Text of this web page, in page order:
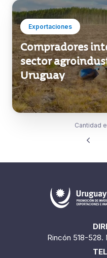
Exportaciones
Compradores
sector
Uruguay
Rincón 518-